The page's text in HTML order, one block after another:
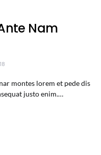
Nam
montes lorem et pede dis
justo enim.…